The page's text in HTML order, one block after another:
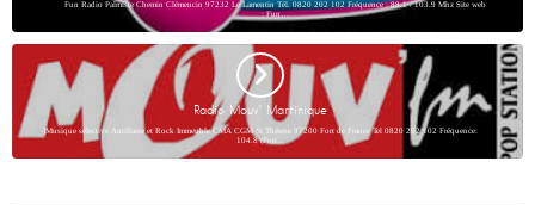
Fun Radio Palmiste Chemin Clémencin 97232 Le Lamentin Tél. 0820 202 102 Fréquence : 88.1 / 103.9 Mhz Site web
: Fun…
Radio Mouv’ Martinique
]Musique sélective Antillaise et Rock Immeuble CMA CGM St Thérese 97200 Fort de France Tel 0820 202 102 Fréquence:
104.8 (Fort…